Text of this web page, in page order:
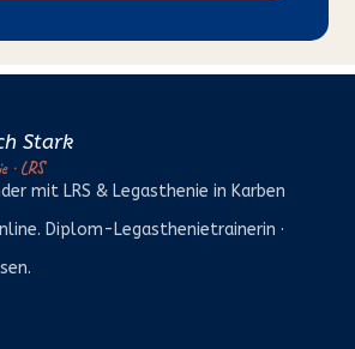
Stark
· LRS
mit LRS & Legasthenie in Karben
Diplom-Legasthenietrainerin ·